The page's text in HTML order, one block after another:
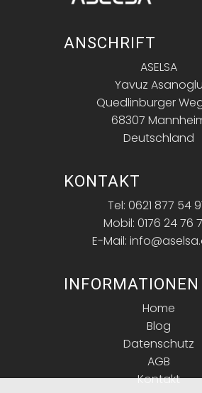
ANSCHRIFT
ASELSA
Yavuz Asanoglu
Quedlinburger
68307
Deutschland
KONTAKT
Tel: 0621 877 54
Mobil: 0176 24 76
E-Mail:
INFORMATIONEN
Home
Blog
Datenschutz
AGB
Kontakt